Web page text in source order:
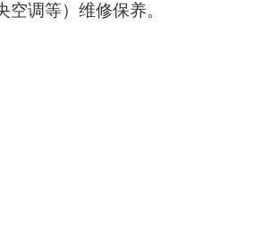
调等）维修保养。